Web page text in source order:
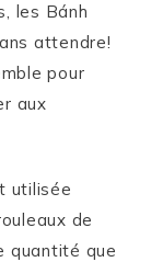
les Bánh
attendre!
pour
aux
utilisée
de
quantité que